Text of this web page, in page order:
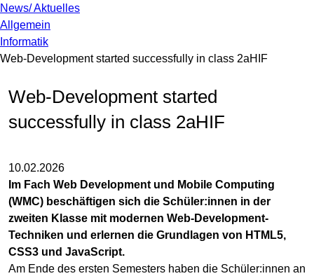
News/ Aktuelles
Allgemein
Informatik
Web-Development started successfully in class 2aHIF
Web-Development started
successfully in class 2aHIF
10.02.2026
Im Fach Web Development und Mobile Computing
(WMC) beschäftigen sich die Schüler:innen in der
zweiten Klasse mit modernen Web-Development-
Techniken und erlernen die Grundlagen von HTML5,
CSS3 und JavaScript.
Am Ende des ersten Semesters haben die Schüler:innen an